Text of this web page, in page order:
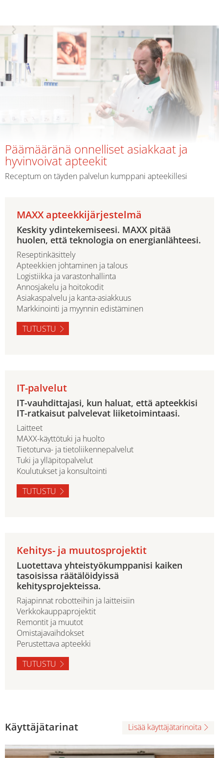
Päämääränä onnelliset asiakkaat ja
hyvinvoivat apteekit
Receptum on täyden palvelun kumppani apteekillesi
MAXX apteekkijärjestelmä
Keskity ydintekemiseesi. MAXX pitää
huolen, että teknologia on energianlähteesi.
Reseptinkäsittely
Apteekkien johtaminen ja talous
Logistiikka ja varastonhallinta
Annosjakelu ja hoitokodit
Asiakaspalvelu ja kanta-asiakkuus
Markkinointi ja myynnin edistäminen
TUTUSTU
IT-palvelut
IT-vauhdittajasi, kun haluat, että apteekkisi
IT-ratkaisut palvelevat liiketoimintaasi.
Laitteet
MAXX-käyttötuki ja huolto
Tietoturva- ja tietoliikennepalvelut
Tuki ja ylläpitopalvelut
Koulutukset ja konsultointi
TUTUSTU
Kehitys- ja muutosprojektit
Luotettava yhteistyökumppanisi kaiken
tasoisissa räätälöidyissä
kehitysprojekteissa.
Rajapinnat robotteihin ja laitteisiin
Verkkokauppaprojektit
Remontit ja muutot
Omistajavaihdokset
Perustettava apteekki
TUTUSTU
Käyttäjätarinat Lisää käyttäjätarinoita